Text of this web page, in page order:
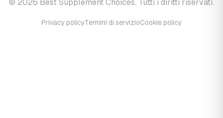
© 2026 Best Supplement Choices. Tutti i diritti riservati.
Privacy policyTermini di servizioCookie policy